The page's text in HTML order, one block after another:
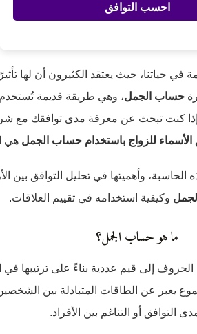
احسب التوافق
في حياتنا، حيث يعتقد الكثيرون أن لها
حساب الجمل، وهي طريقة قديمة تُستخدم
كنت تبحث عن معرفة مدى توافقك مع
الأسماء للزواج باستخدام حساب الجمل هي
وأهميتها في تحليل التوافق بين
وكيفية استخدامه في تقييم العلاقات.
ما هو حساب الجمل؟
إلى قيم عددية بناءً على ترتيبها في
يعبر عن الطاقات المتبادلة بين
التوافق أو التناغم بين الأفراد.